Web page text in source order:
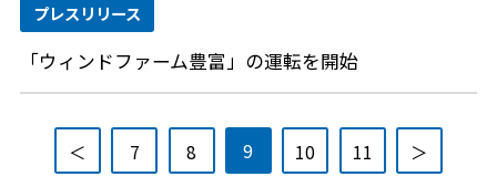
プレスリリース
「ウィンドファーム豊富」の運転を開始
＜ 7 8 9 10 11 ＞